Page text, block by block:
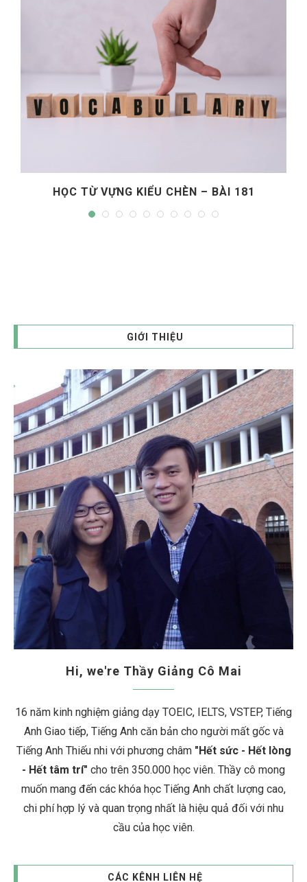
HỌC TỪ VỰNG KIỂU CHÈN – BÀI 180
GIỚI THIỆU
Hi, we're Thầy Giảng Cô Mai
16 năm kinh nghiệm giảng dạy TOEIC, IELTS, VSTEP, Tiếng
Anh Giao tiếp, Tiếng Anh căn bản cho người mất gốc và
Tiếng Anh Thiếu nhi với phương châm "Hết sức - Hết lòng
- Hết tâm trí" cho trên 350.000 học viên. Thầy cô mong
muốn mang đến các khóa học Tiếng Anh chất lượng cao,
chi phí hợp lý và quan trọng nhất là hiệu quả đối với nhu
cầu của học viên.
CÁC KÊNH LIÊN HỆ